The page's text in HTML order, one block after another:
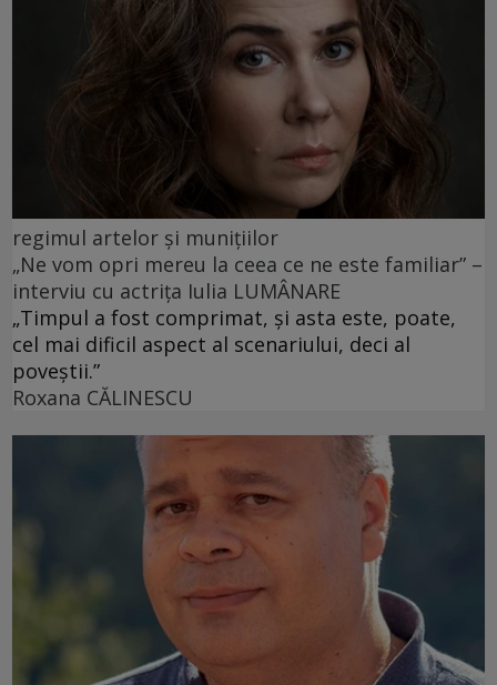
regimul artelor şi muniţiilor
„Ne vom opri mereu la ceea ce ne este familiar” –
interviu cu actrița Iulia LUMÂNARE
„Timpul a fost comprimat, și asta este, poate,
cel mai dificil aspect al scenariului, deci al
poveștii.”
Roxana CĂLINESCU